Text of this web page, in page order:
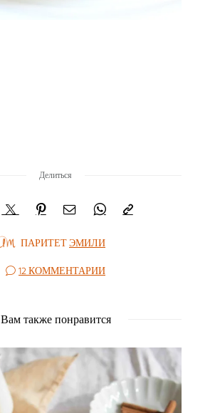
Делиться
ПАРИТЕТЭМИЛИ
12 КОММЕНТАРИИ
Вам также понравится